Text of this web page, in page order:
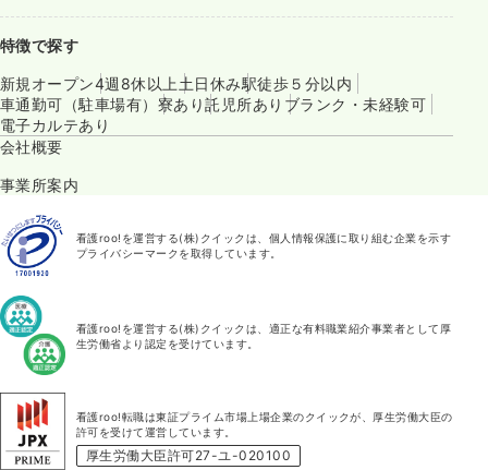
特徴で探す
新規オープン4週8休以上 土日休み駅徒歩５分以内
車通勤可（駐車場有） 寮あり託児所あり ブランク・未経験可
電子カルテあり
会社概要
事業所案内
看護roo!を運営する(株)クイックは、個人情報保護に取り組む企業を示す
プライバシーマークを取得しています。
看護roo!を運営する(株)クイックは、適正な有料職業紹介事業者として厚
生労働省より認定を受けています。
看護roo!転職は東証プライム市場上場企業のクイックが、厚生労働大臣の
許可を受けて運営しています。
厚生労働大臣許可27-ユ-020100